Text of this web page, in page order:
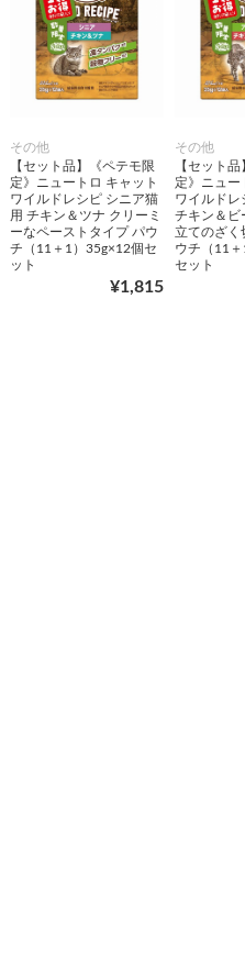
その他
【セット品】《ペテモ限
定》ニュートロ キャット
ワイルドレシピ シニア猫
用 チキン＆ツナ クリーミ
ーなペーストタイプ パウ
チ（11＋1）35g×12個セ
ット
¥1,815
その他
【セット
定》ニュー
ワイルドレ
チキン＆ビ
立てのざく
ウチ（11
セット